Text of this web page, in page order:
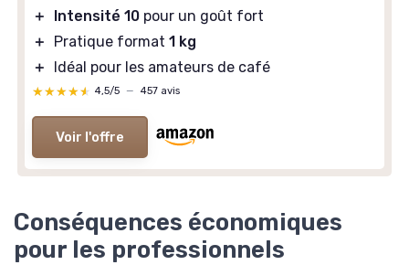
＋
Intensité 10 pour un goût fort
＋
Pratique format 1 kg
＋
Idéal pour les amateurs de café
★★★★★
★★★★★ 4,5/5 — 457 avis
Voir l'offre
Conséquences économiques
pour les professionnels